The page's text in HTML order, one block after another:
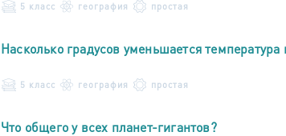
5 класс география простая
Насколько градусов уменьшается
5 класс география простая
Что общего у всех планет-гигантов?